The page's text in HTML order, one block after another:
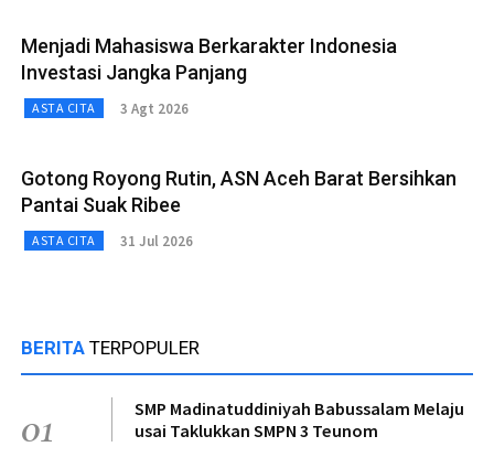
Menjadi Mahasiswa Berkarakter Indonesia
Investasi Jangka Panjang
ASTA CITA 3 Agt 2026
Gotong Royong Rutin, ASN Aceh Barat Bersihkan
Pantai Suak Ribee
ASTA CITA 31 Jul 2026
BERITA TERPOPULER
01
SMP Madinatuddiniyah Babussalam Melaju
usai Taklukkan SMPN 3 Teunom